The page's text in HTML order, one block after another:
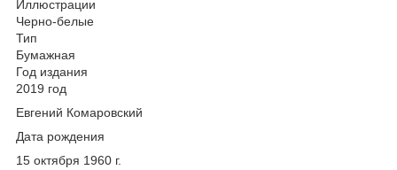
Иллюстрации
Черно-белые
Тип
Бумажная
Год издания
2019 год
Евгений Комаровский
Дата рождения
15 октября 1960 г.